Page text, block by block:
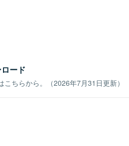
ード
ちらから。（2026年7月31日更新）